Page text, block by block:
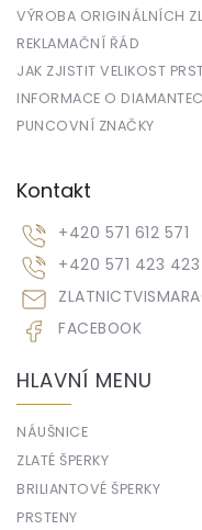
VÝROBA ORIGINÁLNÍCH
REKLAMAČNÍ ŘÁD
JAK ZJISTIT VELIKOST
INFORMACE O
PUNCOVNÍ ZNAČKY
Kontakt
+420 571 612 571
+420 571 423 423
FACEBOOK
HLAVNÍ MENU
NÁUŠNICE
ZLATÉ ŠPERKY
BRILIANTOVÉ ŠPERKY
PRSTENY